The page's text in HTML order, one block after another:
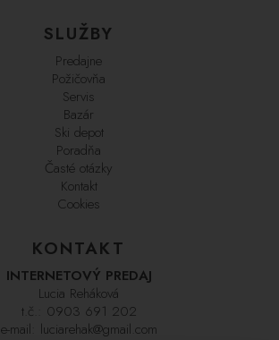
SLUŽBY
Predajne
Požičovňa
Servis
Bazár
Ski depot
Poradňa
Časté otázky
Kontakt
Cookies
KONTAKT
INTERNETOVÝ PREDAJ
Lucia Reháková
t.č.: 0903 691 202
e-mail: luciarehak@gmail.com